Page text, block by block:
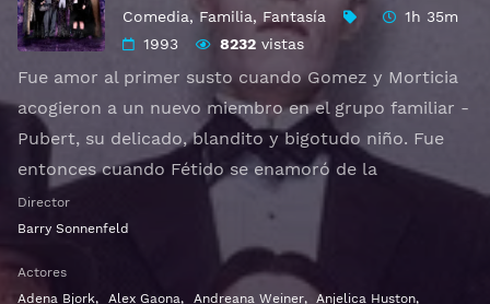
Comedia, Familia, Fantasía
1h 35m
1993
8232 vistas
Fue amor al primer susto cuando Gomez y Morticia
acogieron a un nuevo miembro en el grupo familiar -
Pubert, su delicado, blandito y bigotudo niño. Fue
entonces cuando Fétido se enamoró de la
voluptuosa niñera. Pero tras algunas investigaciones,
Miércoles y Pugsley descubren que la inocente
niñera es en realidad una viuda negra asesina que
planea añadir a Fétido a su colección de maridos
Director
Barry Sonnenfeld
Actores
Adena Bjork, Alex Gaona, Andreana Weiner, Anjelica Huston,